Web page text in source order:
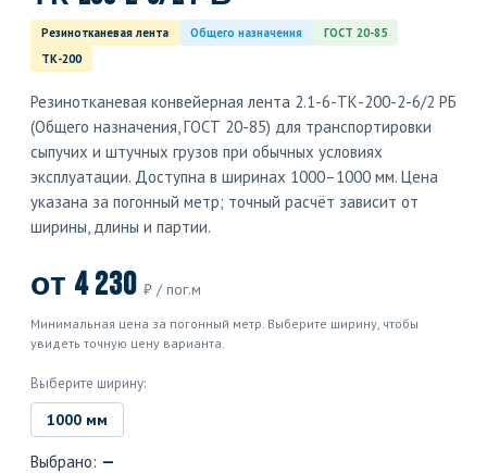
Резинотканевая лента Общего назначения
ГОСТ 20-85
ТК-200
Резинотканевая конвейерная лента 2.1-6-ТК-200-2-6/2 РБ
(Общего назначения, ГОСТ 20-85) для транспортировки
сыпучих и штучных грузов при обычных условиях
эксплуатации. Доступна в ширинах 1000–1000 мм. Цена
указана за погонный метр; точный расчёт зависит от
ширины, длины и партии.
от 4 230 ₽ / пог.м
Минимальная цена за погонный метр. Выберите ширину, чтобы
увидеть точную цену варианта.
Выберите ширину:
1000 мм
Выбрано: —